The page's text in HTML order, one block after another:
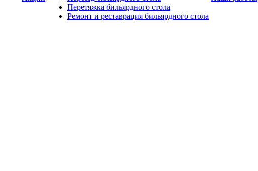
Перетяжка бильярдного стола
Ремонт и реставрация бильярдного стола